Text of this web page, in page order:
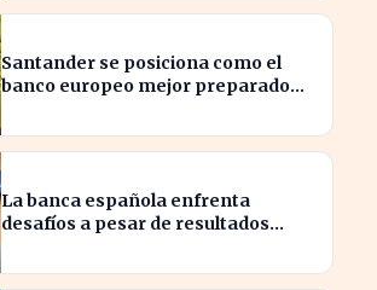
Santander se posiciona como el
banco europeo mejor preparado
La banca española enfrenta
desafíos a pesar de resultados